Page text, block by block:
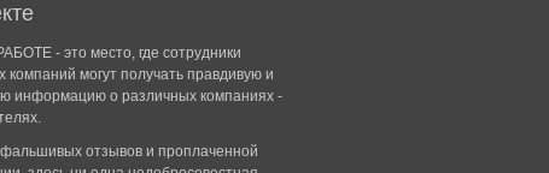
- это место, где сотрудники
компаний могут получать правдивую и
информацию о различных компаниях -
отзывов и проплаченной